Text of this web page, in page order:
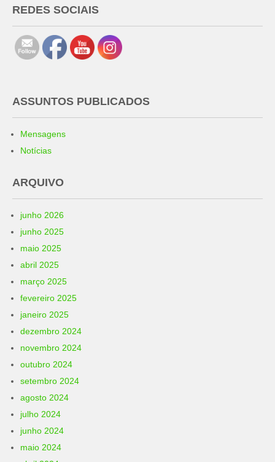
REDES SOCIAIS
ASSUNTOS PUBLICADOS
Mensagens
Notícias
ARQUIVO
junho 2026
junho 2025
maio 2025
abril 2025
março 2025
fevereiro 2025
janeiro 2025
dezembro 2024
novembro 2024
outubro 2024
setembro 2024
agosto 2024
julho 2024
junho 2024
maio 2024